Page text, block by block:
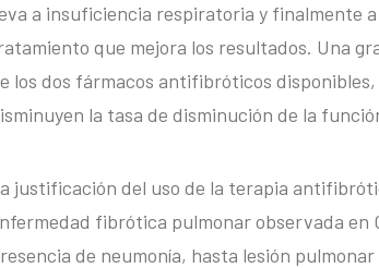
a insuficiencia respiratoria y finalmente
que mejora los resultados. Una
los dos fármacos antifibróticos disponibles,
la tasa de disminución de la
justificación del uso de la terapia
fibrótica pulmonar observada en
de neumonía, hasta lesión